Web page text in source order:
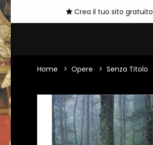
Crea il tuo sito gratuito
Home Opere Senza Titolo